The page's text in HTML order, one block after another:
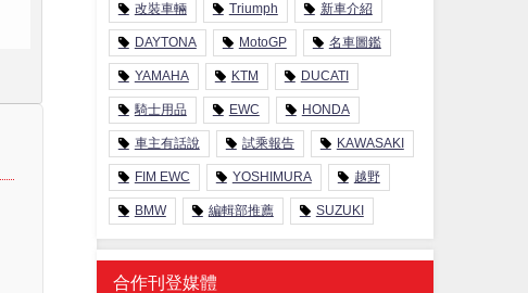
改裝車輛 Triumph 新車介紹
DAYTONA MotoGP 名車圖鑑
YAMAHA KTM DUCATI
騎士用品 EWC HONDA
車主有話說 試乘報告 KAWASAKI
FIM EWC YOSHIMURA 越野
BMW 編輯部推薦 SUZUKI
合作刊登媒體